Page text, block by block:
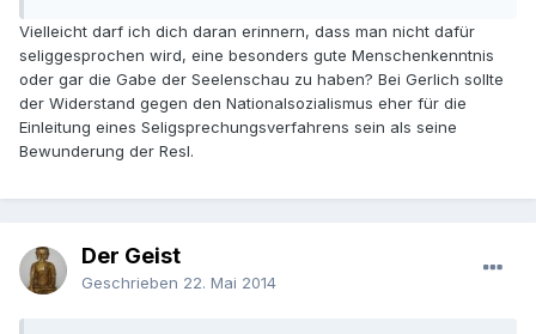
Vielleicht darf ich dich daran erinnern, dass man nicht dafür
seliggesprochen wird, eine besonders gute Menschenkenntnis
oder gar die Gabe der Seelenschau zu haben? Bei Gerlich sollte
der Widerstand gegen den Nationalsozialismus eher für die
Einleitung eines Seligsprechungsverfahrens sein als seine
Bewunderung der Resl.
Der Geist
Geschrieben 22. Mai 2014